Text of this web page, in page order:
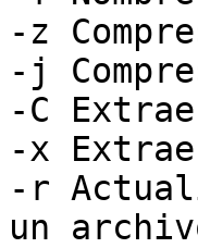
-z
-j
-C
-x
-r
un